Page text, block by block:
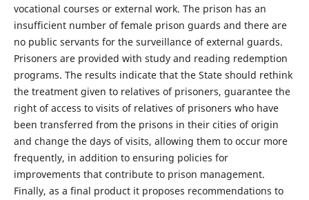
vocational courses or external work. The prison has an
insufficient number of female prison guards and there are
no public servants for the surveillance of external guards.
Prisoners are provided with study and reading redemption
programs. The results indicate that the State should rethink
the treatment given to relatives of prisoners, guarantee the
right of access to visits of relatives of prisoners who have
been transferred from the prisons in their cities of origin
and change the days of visits, allowing them to occur more
frequently, in addition to ensuring policies for
improvements that contribute to prison management.
Finally, as a final product it proposes recommendations to